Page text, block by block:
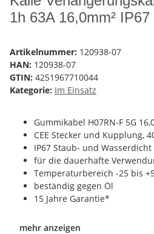
1h 63A 16,0mm²
Artikelnummer: 120938-07
HAN: 120938-07
GTIN: 4251967710044
Kategorie: Im Einsatz
Gummikabel H07RN-F 5G
CEE Stecker und Kupplung,
IP67 Staub- und Wasserdicht
für die dauerhafte
Temperaturbereich -25 bis
beständig gegen Öl
15 Jahre Garantie*
mehr anzeigen